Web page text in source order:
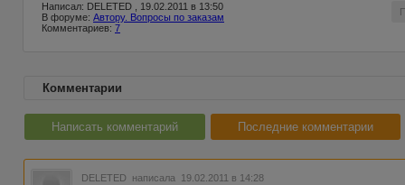
Написал: DELETED , 19.02.2011 в 13:50
В форуме: Автору. Вопросы по заказам
Комментариев: 7
Комментарии
Написать комментарий Последние комментарии
DELETED написала 19.02.2011 в 14:28